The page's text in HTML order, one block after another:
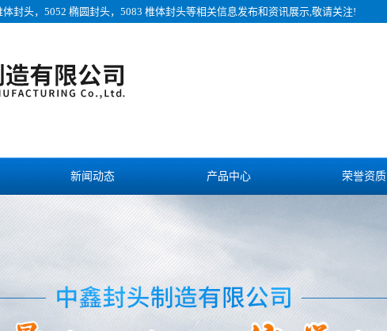
体封头，5052 椭圆封头，5083 椎体封头等相关信息发布和资讯展示,敬请关注!
新闻动态 产品中心 荣誉资质
诚聘英才